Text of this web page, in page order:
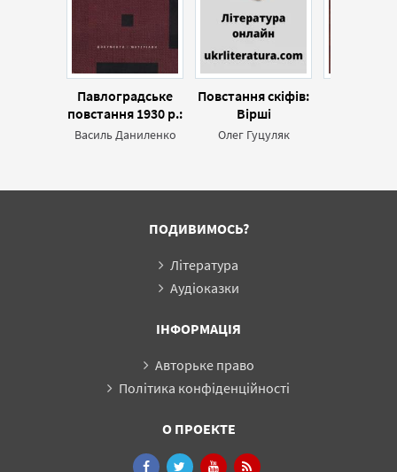
Павлоградське
повстання 1930 р.:
Документи і
Василь Даниленко
Повстання скіфів:
Вірші
Олег Гуцуляк
ПОДИВИМОСЬ?
Література
Аудіоказки
ІНФОРМАЦІЯ
Авторьке право
Політика конфіденційності
О ПРОЕКТЕ